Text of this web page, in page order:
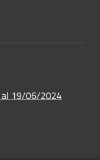
al 19/06/2024